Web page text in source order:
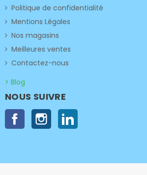
Politique de confidentialité
Mentions Légales
Nos magasins
Meilleures ventes
Contactez-nous
> Blog
NOUS SUIVRE
Facebook Instagram